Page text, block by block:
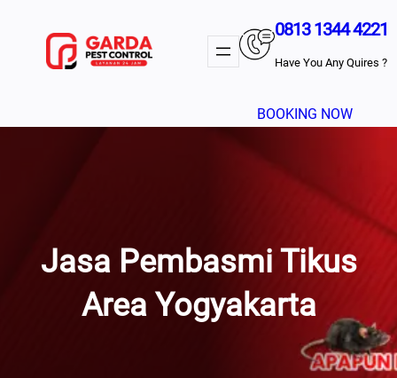
0813 1344 4221
Have You Any Quires ?
BOOKING NOW
Jasa Pembasmi Tikus
Area Yogyakarta